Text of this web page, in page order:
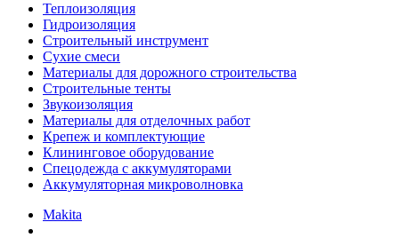
Теплоизоляция
Гидроизоляция
Строительный инструмент
Сухие смеси
Материалы для дорожного строительства
Строительные тенты
Звукоизоляция
Материалы для отделочных работ
Крепеж и комплектующие
Клининговое оборудование
Спецодежда с аккумуляторами
Аккумуляторная микроволновка
Makita